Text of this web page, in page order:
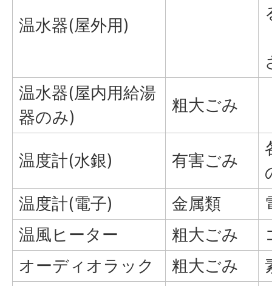
温水器(屋外用)
温水器(屋内用給湯
器のみ)
粗大ごみ
温度計(水銀) 有害ごみ
温度計(電子)
金属類
温風ヒーター
粗大ごみ
オーディオラック
粗大ごみ